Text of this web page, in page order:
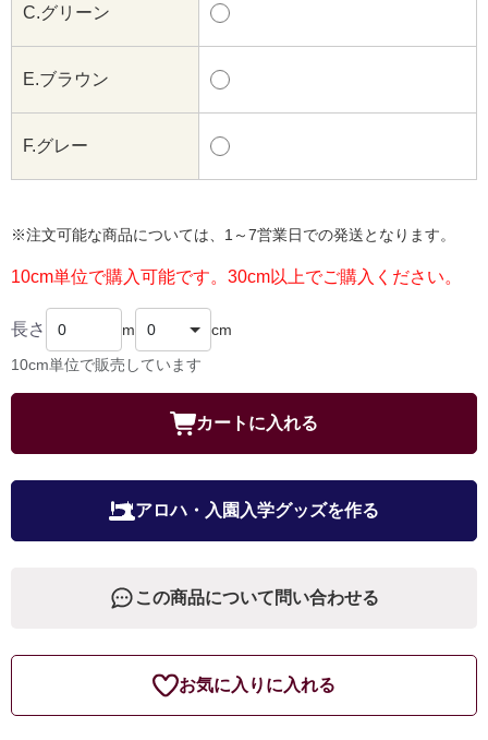
C.グリーン
E.ブラウン
F.グレー
※注文可能な商品については、1～7営業日での発送となります。
10cm単位で購入可能です。30cm以上でご購入ください。
長さ m cm
10cm単位で販売しています
カートに入れる
アロハ・入園入学グッズを作る
この商品について問い合わせる
お気に入りに入れる